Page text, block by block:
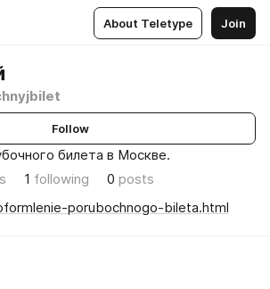
About Teletype Join
Follow
билета в Москве.
1 following 0 posts
porubochnogo-bileta.html